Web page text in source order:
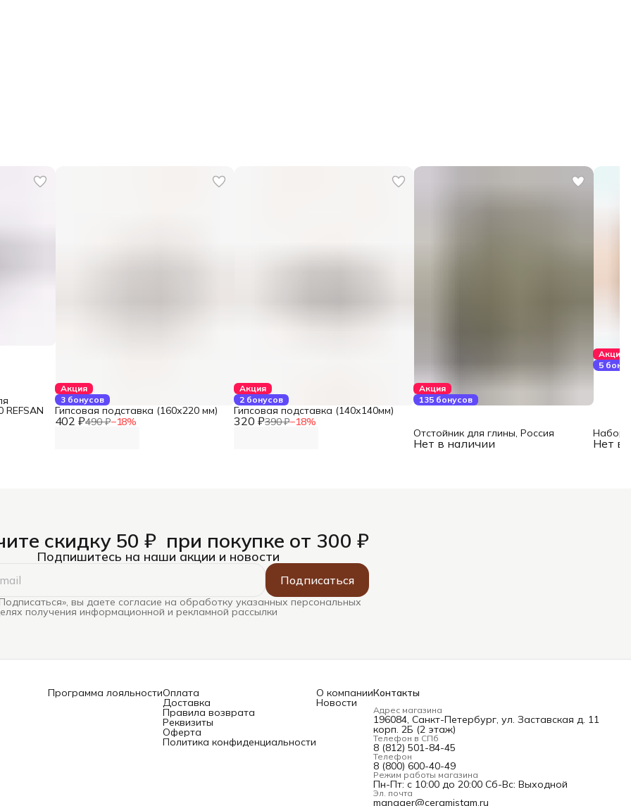
Акция
3 бонусов
402 ₽490 ₽−18%
Гипсовая подставка (160х220 мм)
Акция
2 бонусов
320 ₽390 ₽−18%
Гипсовая подставка (140х140мм)
Акция
135 бонусов
Нет в наличии
Отстойник для глины, Россия
Акция
5
Нет в
Набор
скидку 50 ₽ при покупке от 300 ₽
Подпишитесь на наши акции и новости
Подписаться
вы даете согласие на обработку указанных персональных
получения информационной и рекламной рассылки
Программа лояльностиОплата
Доставка
Правила возврата
Реквизиты
Оферта
Политика конфиденциальности
О компании
Новости
Контакты
Адрес магазина
196084, Санкт-Петербург, ул. Заставская д. 11
корп. 2Б (2 этаж)
Телефон в СПб
8 (812) 501-84-45
Телефон
8 (800) 600-40-49
Режим работы магазина
Пн-Пт: с 10:00 до 20:00 Сб-Вс: Выходной
Эл. почта
manager@ceramistam.ru